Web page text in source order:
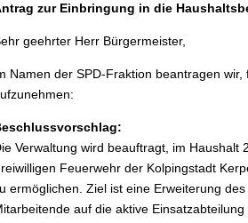
zur Einbringung in die
geehrter Herr Bürgermeister,
Namen der SPD-Fraktion beantragen
Verwaltung wird beauftragt, im
Feuerwehr der Kolpingstadt
ermöglichen. Ziel ist eine Erweiterung
auf die aktive Einsatzabteilung